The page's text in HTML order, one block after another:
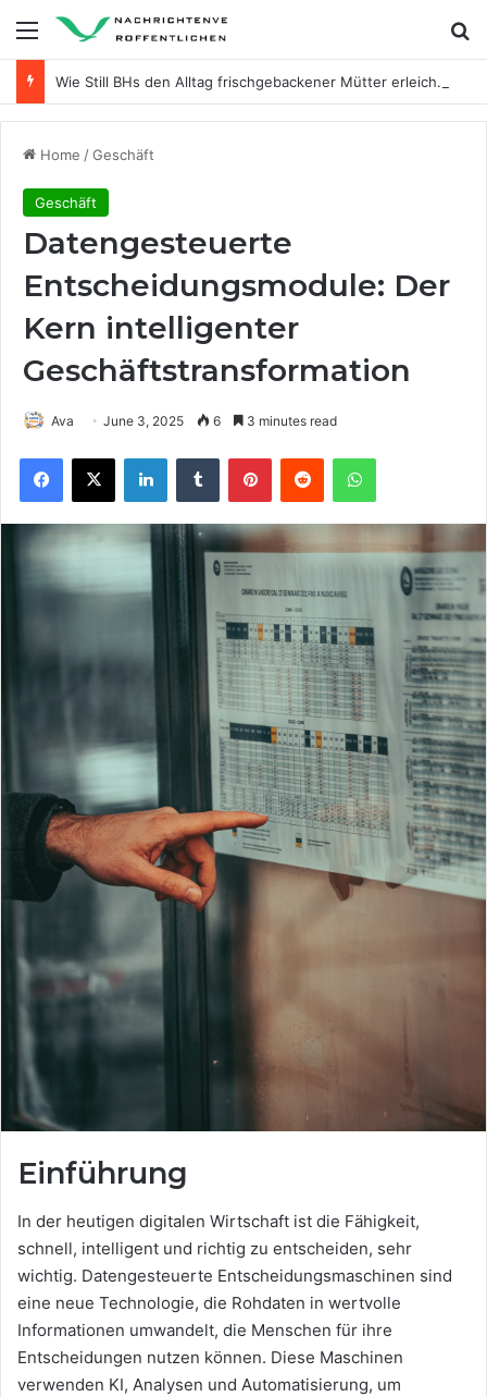
Menu
Wie Still BHs den Alltag frischgebackener Mütter erleichtern
Home /Geschäft
Geschäft
Datengesteuerte
Entscheidungsmodule: Der
Kern intelligenter
Geschäftstransformation
Ava June 3, 2025 6 3 minutes read
Facebook
X LinkedInTumblr PinterestReddit WhatsApp
Einführung
In der heutigen digitalen Wirtschaft ist die Fähigkeit,
schnell, intelligent und richtig zu entscheiden, sehr
wichtig. Datengesteuerte Entscheidungsmaschinen sind
eine neue Technologie, die Rohdaten in wertvolle
Informationen umwandelt, die Menschen für ihre
Entscheidungen nutzen können. Diese Maschinen
verwenden KI, Analysen und Automatisierung, um